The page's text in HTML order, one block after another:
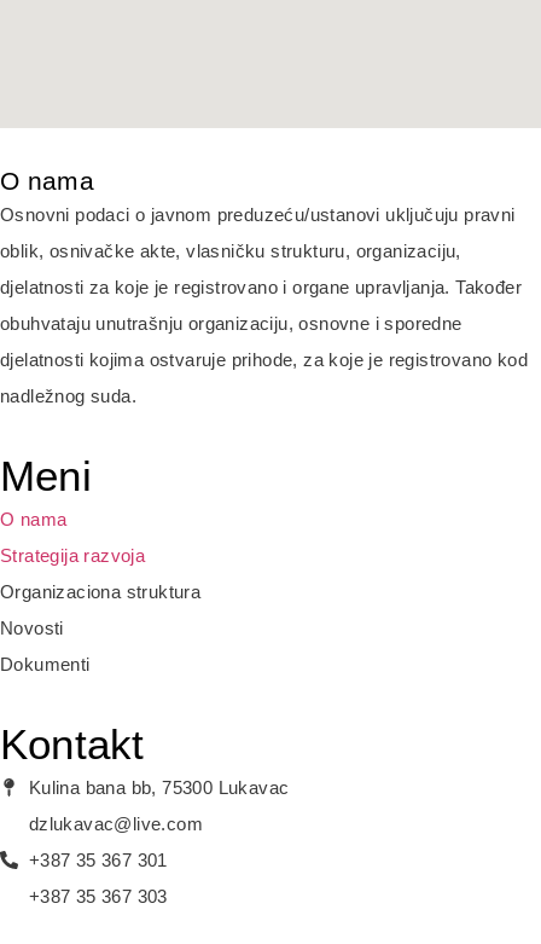
O nama
Osnovni podaci o javnom preduzeću/ustanovi uključuju pravni
oblik, osnivačke akte, vlasničku strukturu, organizaciju,
djelatnosti za koje je registrovano i organe upravljanja. Također
obuhvataju unutrašnju organizaciju, osnovne i sporedne
djelatnosti kojima ostvaruje prihode, za koje je registrovano kod
nadležnog suda.
Meni
O nama
Strategija razvoja
Organizaciona struktura
Novosti
Dokumenti
Kontakt
Kulina bana bb, 75300 Lukavac
dzlukavac@live.com
+387 35 367 301
+387 35 367 303